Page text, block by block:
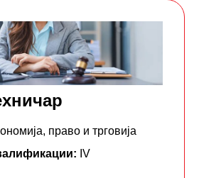
право и трговија
IV